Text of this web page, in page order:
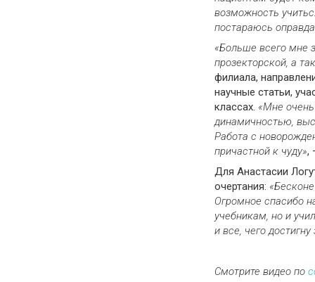
возможность
постараюсь
«Больше всего мне
прозекторской, а
филиала,
научные статьи,
классах. «Мне очень
динамичностью,
Работа с
причастной к чуду»,
Для Анастасии
очертания:
Огромное спасибо
учебникам, но и
и все, чего
Смотрите видео по